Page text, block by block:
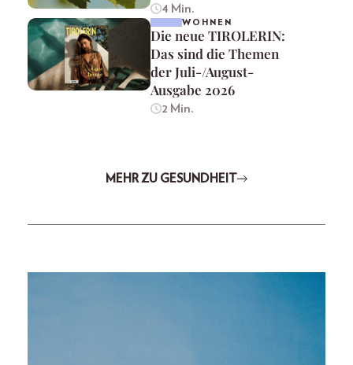
4 Min.
WOHNEN
Die neue TIROLERIN:
Das sind die Themen
der Juli-/August-
Ausgabe 2026
2 Min.
MEHR ZU GESUNDHEIT